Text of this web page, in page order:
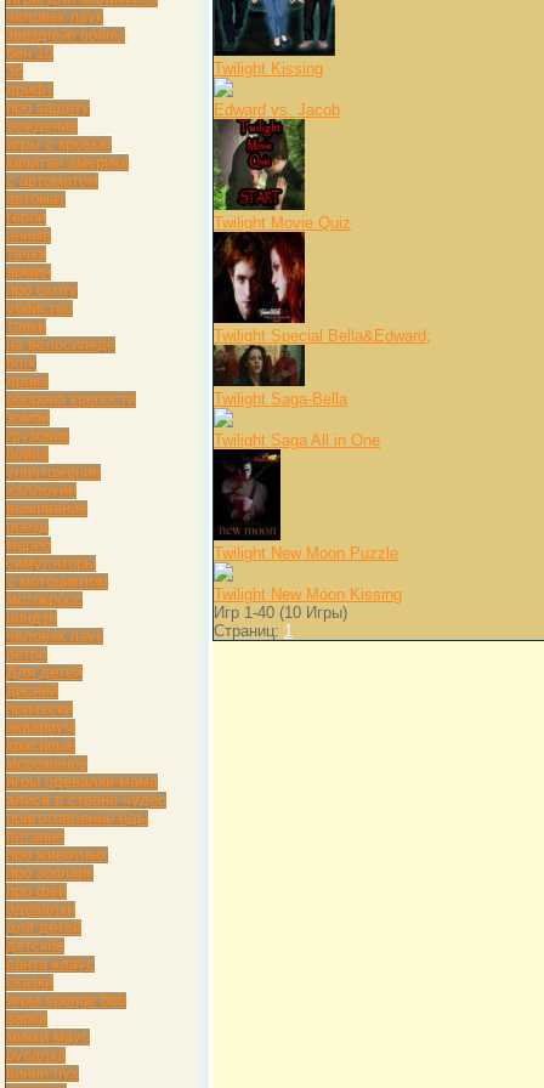
Twilight Kissing
Edward vs. Jacob
Twilight Movie Quiz
Twilight Special Bella&Edward;
Twilight Saga-Bella
Twilight Saga All in One
Twilight New Moon Puzzle
Twilight New Moon Kissing
Игр 1-40 (10 Игры)
Страниц: 1
человек-паук
звездные войны
бен 10
3d
дрифт
про защиту
вождение
игры с кровью
капитан америка
с автоматом
автомат
герои
аниме
тачка
армия
про охоту
убийство
танки
на велосипеде
bmx
драка
оборона крепости
зомби
грузовик
война
уничтожение
хэллоуин
выживание
поезд
марио
симуляторы
с мотоциклом
мотокросс
ниндзя
человек паук
ретро
Для детей
дисней
прически
аквариум
красивые
мороженое
игры одевалки мама
алиса в стране чудес
приготовление еды
питание
про животных
про зоопарк
про фей
одевалки
для детей
детские
санта клаус
сказки
игры sponge bob
варка
микки маус
русалка
винни пух